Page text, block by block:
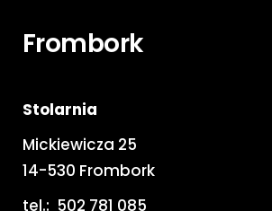
Frombork
Stolarnia
Mickiewicza 25
14-530 Frombork
tel.: 502 781 085